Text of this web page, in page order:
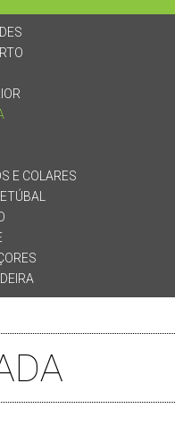
E COLARES